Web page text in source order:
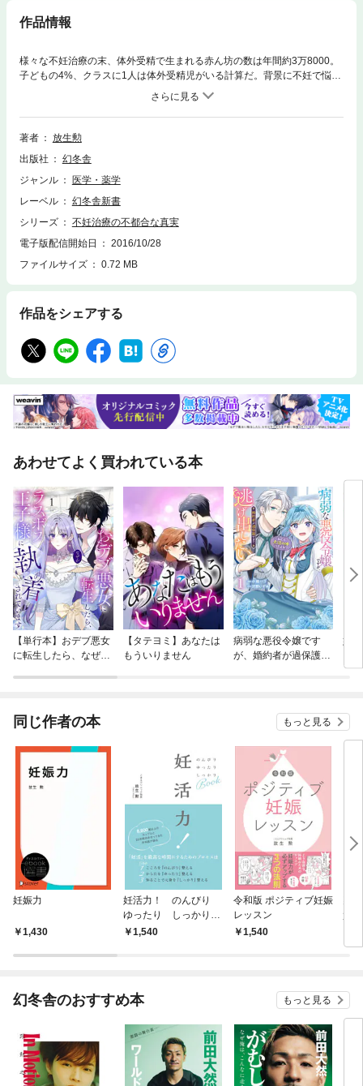
作品情報
様々な不妊治療の末、体外受精で生まれる赤ん坊の数は年間約3万8000。
子どもの4%、クラスに1人は体外受精児がいる計算だ。背景に不妊で悩む
カップルは6組に1組、女性は50万人いると言われる。体外受精1回の費用
は40万~80万円。公的助成金(税金)が年間330億円投入されているが、現実
は妊娠の可能性が極めて低い層に大半が使われ死に金となっている。長年
の治療に心身が傷つき、気づけば1000万円超の治療費を支払い断念する患
真実の不妊事情とその解決法。
著者
放生勲
出版社
幻冬舎
ジャンル
医学・薬学
レーベル
幻冬舎新書
シリーズ
不妊治療の不都合な真実
電子版配信開始日
2016/10/28
ファイルサイズ
0.72 MB
作品をシェアする
あわせてよく買われている本
【単行本】おデブ悪女
に転生したら、なぜか
【タテヨミ】あなたは
もういりません
病弱な悪役令嬢です
が、婚約者が過保護す
妹
同じ作者の本 もっと見る
妊娠力
1,430
妊活力！ のんびり
ゆったり しっかりB
OOK
1,540
令和版 ポジティブ妊娠
レッスン
1,540
質
ト
幻冬舎のおすすめ本 もっと見る